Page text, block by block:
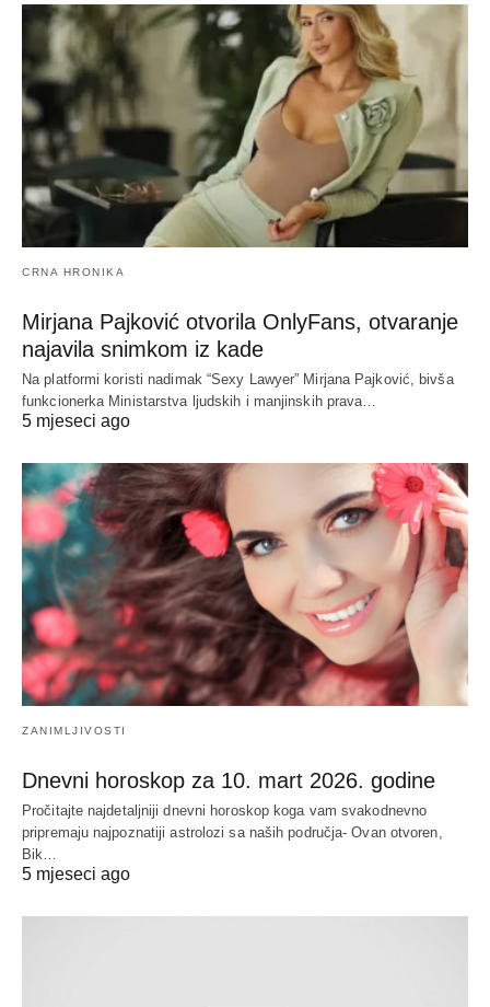
CRNA HRONIKA
Mirjana Pajković otvorila OnlyFans, otvaranje
najavila snimkom iz kade
Na platformi koristi nadimak “Sexy Lawyer” Mirjana Pajković, bivša
funkcionerka Ministarstva ljudskih i manjinskih prava…
5 mjeseci ago
ZANIMLJIVOSTI
Dnevni horoskop za 10. mart 2026. godine
Pročitajte najdetaljniji dnevni horoskop koga vam svakodnevno
pripremaju najpoznatiji astrolozi sa naših područja- Ovan otvoren,
Bik…
5 mjeseci ago